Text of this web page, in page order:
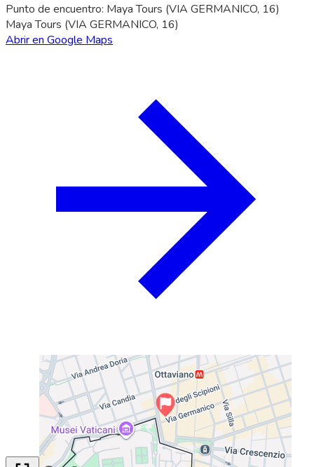
Punto de encuentro: Maya Tours (VIA GERMANICO, 16)
Maya Tours (VIA GERMANICO, 16)
Abrir en Google Maps